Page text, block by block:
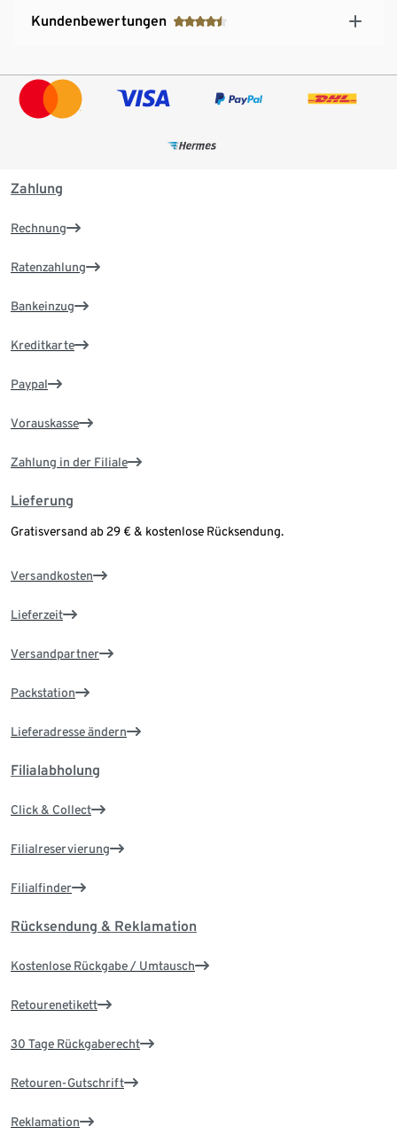
Kundenbewertungen
Zahlung
Rechnung
Ratenzahlung
Bankeinzug
Kreditkarte
Paypal
Vorauskasse
Zahlung in der Filiale
Lieferung
Gratisversand ab 29 € & kostenlose Rücksendung.
Versandkosten
Lieferzeit
Versandpartner
Packstation
Lieferadresse ändern
Filialabholung
Click & Collect
Filialreservierung
Filialfinder
Rücksendung & Reklamation
Kostenlose Rückgabe / Umtausch
Retourenetikett
30 Tage Rückgaberecht
Retouren-Gutschrift
Reklamation